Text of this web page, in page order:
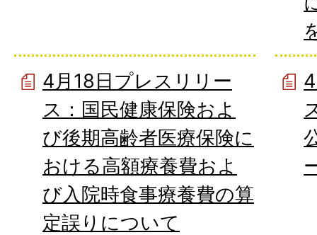
4月18日プレスリリー
ス：国民健康保険およ
び後期高齢者医療保険に
おける高額療養費およ
び入院時食事療養費の算
定誤りについて